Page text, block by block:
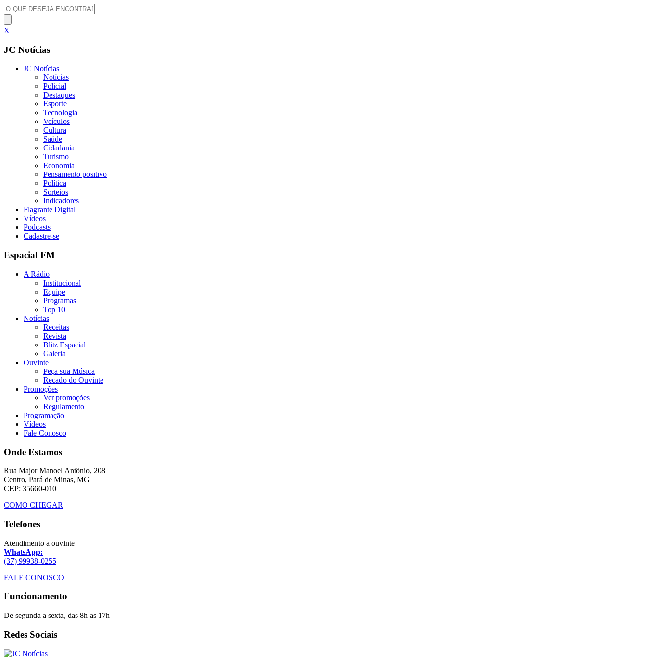
X
JC Notícias
JC Notícias
Notícias
Policial
Destaques
Esporte
Tecnologia
Veículos
Cultura
Saúde
Cidadania
Turismo
Economia
Pensamento positivo
Política
Sorteios
Indicadores
Flagrante Digital
Vídeos
Podcasts
Cadastre-se
Espacial FM
A Rádio
Institucional
Equipe
Programas
Top 10
Notícias
Receitas
Revista
Blitz Espacial
Galeria
Ouvinte
Peça sua Música
Recado do Ouvinte
Promoções
Ver promoções
Regulamento
Programação
Vídeos
Fale Conosco
Onde Estamos
Rua Major Manoel Antônio, 208
Centro, Pará de Minas, MG
CEP: 35660-010
COMO CHEGAR
Telefones
Atendimento a ouvinte
WhatsApp:
(37) 99938-0255
FALE CONOSCO
Funcionamento
De segunda a sexta, das 8h as 17h
Redes Sociais